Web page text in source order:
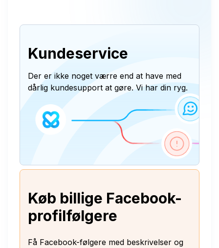
Kundeservice
Der er ikke noget værre end at have med
dårlig kundesupport at gøre. Vi har din ryg.
Køb billige Facebook-
profilfølgere
Få Facebook-følgere med beskrivelser og